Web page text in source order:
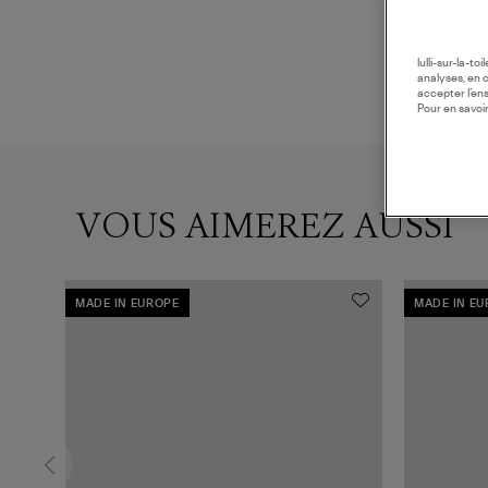
VOUS AIMEREZ AUSSI
MADE IN EUROPE MADE IN
lulli-sur-la-
analyses, en
accepter
Pour en